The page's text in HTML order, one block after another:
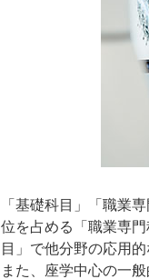
「基礎科目」「職業
位を占める「職業専
目」で他分野の応用
また、座学中心の一